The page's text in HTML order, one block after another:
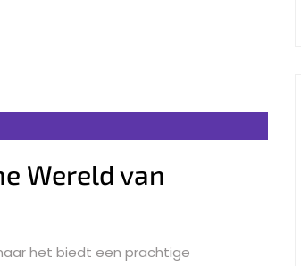
Wereld van
het biedt een prachtige